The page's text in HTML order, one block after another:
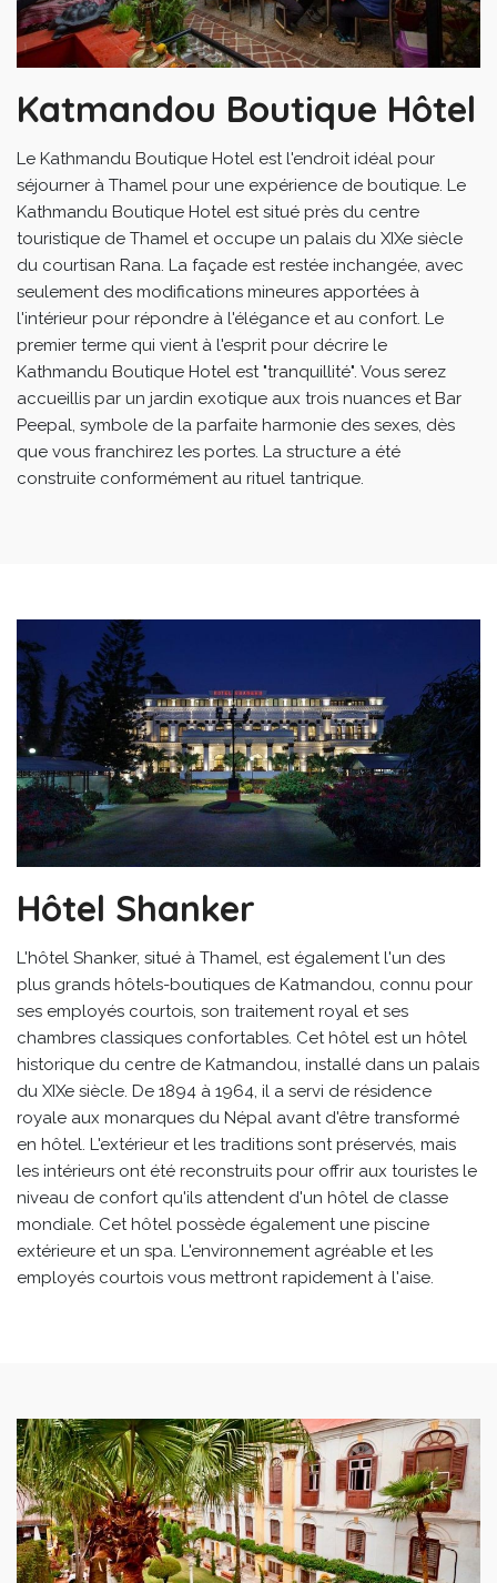
Katmandou Boutique Hôtel
Le Kathmandu Boutique Hotel est l'endroit idéal pour
séjourner à Thamel pour une expérience de boutique. Le
Kathmandu Boutique Hotel est situé près du centre
touristique de Thamel et occupe un palais du XIXe siècle
du courtisan Rana. La façade est restée inchangée, avec
seulement des modifications mineures apportées à
l'intérieur pour répondre à l'élégance et au confort. Le
premier terme qui vient à l'esprit pour décrire le
Kathmandu Boutique Hotel est "tranquillité". Vous serez
accueillis par un jardin exotique aux trois nuances et Bar
Peepal, symbole de la parfaite harmonie des sexes, dès
que vous franchirez les portes. La structure a été
construite conformément au rituel tantrique.
Hôtel Shanker
L'hôtel Shanker, situé à Thamel, est également l'un des
plus grands hôtels-boutiques de Katmandou, connu pour
ses employés courtois, son traitement royal et ses
chambres classiques confortables. Cet hôtel est un hôtel
historique du centre de Katmandou, installé dans un palais
du XIXe siècle. De 1894 à 1964, il a servi de résidence
royale aux monarques du Népal avant d'être transformé
en hôtel. L'extérieur et les traditions sont préservés, mais
les intérieurs ont été reconstruits pour offrir aux touristes le
niveau de confort qu'ils attendent d'un hôtel de classe
mondiale. Cet hôtel possède également une piscine
extérieure et un spa. L'environnement agréable et les
employés courtois vous mettront rapidement à l'aise.